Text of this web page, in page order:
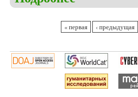
« первая ‹ предыдущая